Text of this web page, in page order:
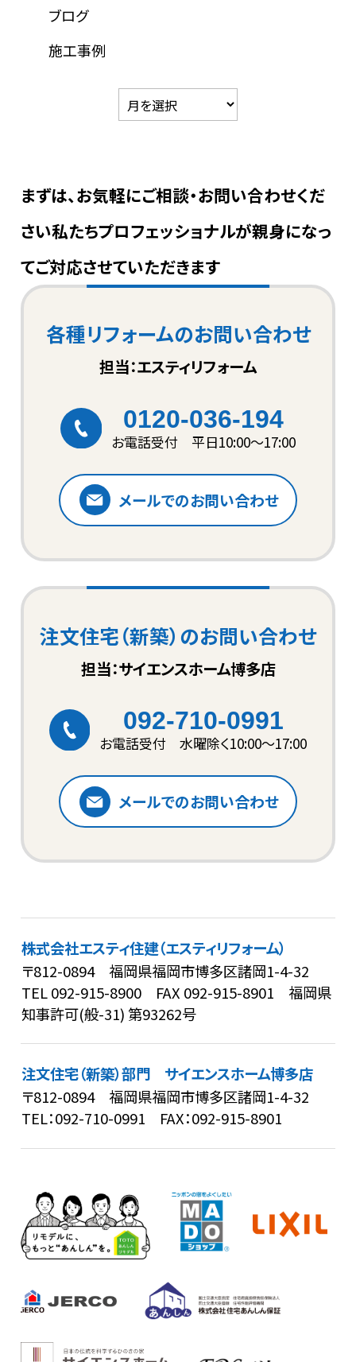
ブログ
施工事例
まずは、お気軽にご相談・お問い合わせくだ
さい私たちプロフェッショナルが親身になっ
てご対応させていただきます
各種リフォームのお問い合わせ
担当：エスティリフォーム
0120-036-194
お電話受付 平日10:00〜17:00
メールでのお問い合わせ
注文住宅（新築）のお問い合わせ
担当：サイエンスホーム博多店
092-710-0991
お電話受付 水曜除く10:00〜17:00
メールでのお問い合わせ
株式会社エスティ住建（エスティリフォーム）
〒812-0894 福岡県福岡市博多区諸岡1-4-32
TEL092-915-8900 FAX 092-915-8901 福岡県
知事許可(般-31) 第93262号
注文住宅（新築）部門 サイエンスホーム博多店
〒812-0894 福岡県福岡市博多区諸岡1-4-32
TEL：092-710-0991 FAX：092-915-8901